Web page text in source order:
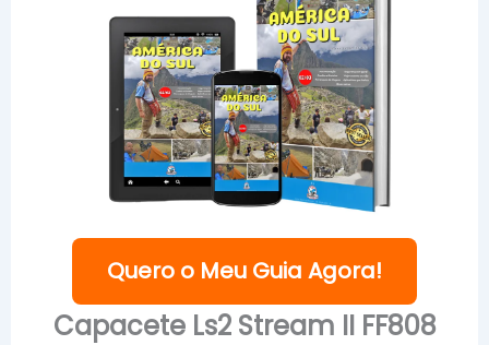
Quero o Meu Guia Agora!
Capacete Ls2 Stream II FF808